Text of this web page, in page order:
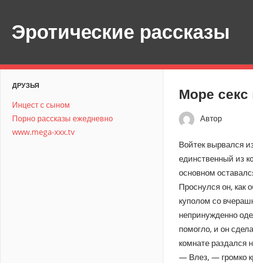
содержимому
Эротические рассказы
Море секс
Автор
Войтек вырвался
единственный из
основном
Проснулся он, как
куполом со
непринужденно
помогло, и он
комнате раздался
— Влез, — громко
ДРУЗЬЯ
Инцест с сыном
Порно рассказы ежедневно
www.mega-xxx.tv